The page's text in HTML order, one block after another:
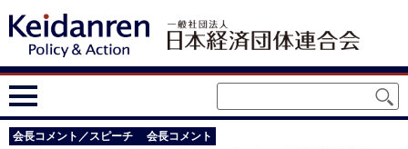
会長コメント／スピーチ 会長コメント